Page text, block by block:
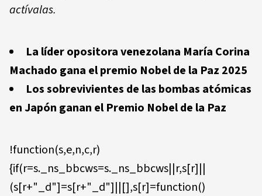
actívalas.
La líder opositora venezolana María Corina
Machado gana el premio Nobel de la Paz 2025
Los sobrevivientes de las bombas atómicas
en Japón ganan el Premio Nobel de la Paz
!function(s,e,n,c,r)
{if(r=s._ns_bbcws=s._ns_bbcws||r,s[r]||
(s[r+"_d"]=s[r+"_d"]||[],s[r]=function()